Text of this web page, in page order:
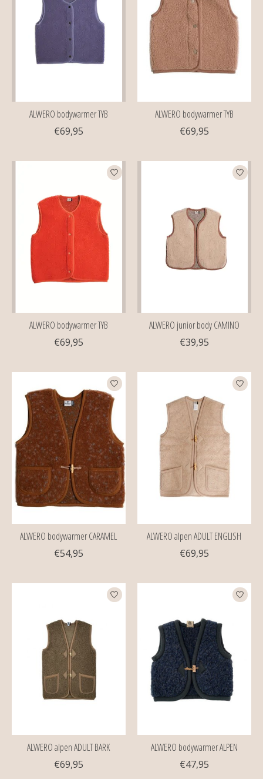
ALWERO bodywarmer TYB
€69,95
ALWERO bodywarmer TYB
€69,95
ALWERO bodywarmer TYB
€69,95
ALWERO junior body CAMINO
€39,95
ALWERO bodywarmer CARAMEL
€54,95
ALWERO alpen ADULT ENGLISH
€69,95
ALWERO alpen ADULT BARK
€69,95
ALWERO bodywarmer ALPEN
€47,95